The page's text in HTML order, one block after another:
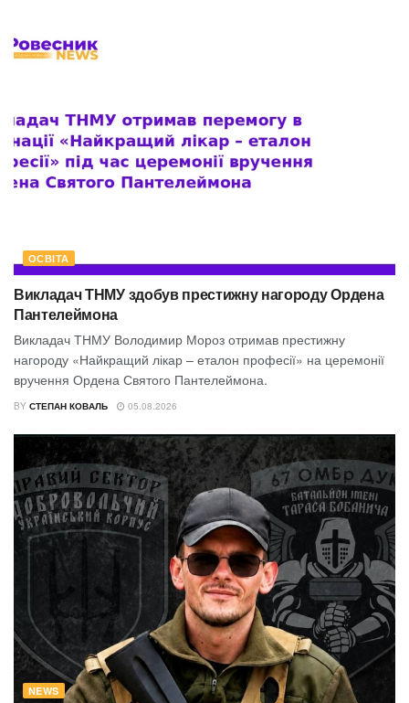
ОСВІТА
Викладач ТНМУ здобув престижну нагороду Ордена
Пантелеймона
Викладач ТНМУ Володимир Мороз отримав престижну
нагороду «Найкращий лікар – еталон професії» на церемонії
вручення Ордена Святого Пантелеймона.
BY СТЕПАН КОВАЛЬ 05.08.2026
NEWS